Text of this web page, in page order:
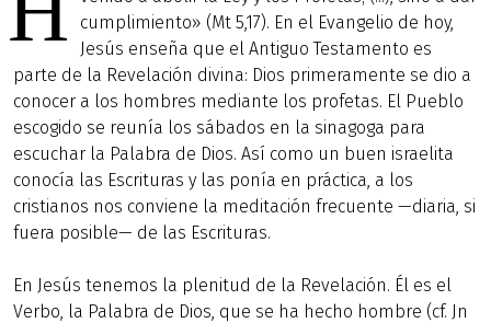
cumplimiento» (Mt 5,17). En el Evangelio de hoy,
Jesús enseña que el Antiguo Testamento es
parte de la Revelación divina: Dios primeramente se dio a
conocer a los hombres mediante los profetas. El Pueblo
escogido se reunía los sábados en la sinagoga para
escuchar la Palabra de Dios. Así como un buen israelita
conocía las Escrituras y las ponía en práctica, a los
cristianos nos conviene la meditación frecuente —diaria, si
fuera posible— de las Escrituras.
En Jesús tenemos la plenitud de la Revelación. Él es el
Verbo, la Palabra de Dios, que se ha hecho hombre (cf. Jn